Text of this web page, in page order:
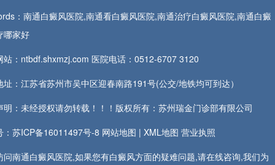
：南通白癜风医院,南通看白癜风医院,南通治疗白癜风医院,南通白癜
哪家好
站：ntbdf.shxmzj.com 医院电话：0512-6707 3120
址：江苏省苏州市吴中区迎春南路191号(公交/地铁均可到达）
明：未经授权请勿转载！！！版权所有：苏州瑞金门诊部有限公司
：苏ICP备16011497号-8 网站地图 |XML地图 营业执照
问南通白癜风医院,如果您有白癜风方面的疑难问题,请在线咨询,我们为